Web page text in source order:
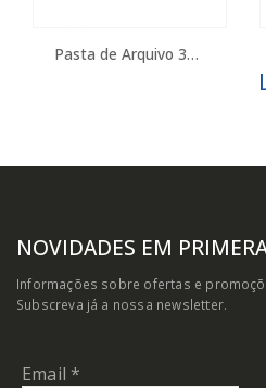
Pasta de Arquivo 320/80 L/L c/ Riscas
NOVIDADES EM
Informações sobre ofertas e
Subscreva já a nossa newsletter.
Email *